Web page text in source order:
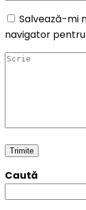
Salvează-mi
navigator
Caută